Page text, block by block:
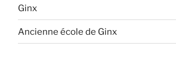
Ginx
Ancienne école de Ginx